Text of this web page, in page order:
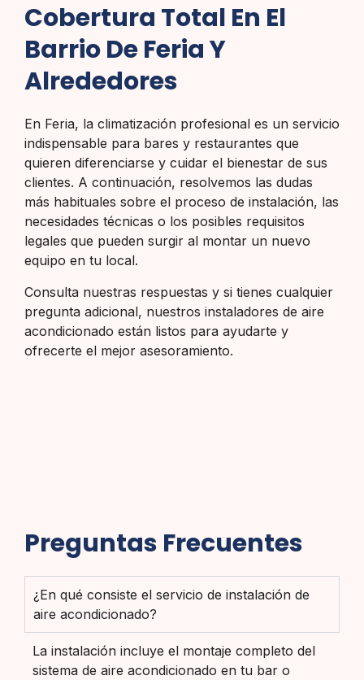
Cobertura Total En El
Barrio De Feria Y
Alrededores
En Feria, la climatización profesional es un servicio
indispensable para bares y restaurantes que
quieren diferenciarse y cuidar el bienestar de sus
clientes. A continuación, resolvemos las dudas
más habituales sobre el proceso de instalación, las
necesidades técnicas o los posibles requisitos
legales que pueden surgir al montar un nuevo
equipo en tu local.
Consulta nuestras respuestas y si tienes cualquier
pregunta adicional, nuestros instaladores de aire
acondicionado están listos para ayudarte y
ofrecerte el mejor asesoramiento.
Preguntas Frecuentes
¿En qué consiste el servicio de instalación de
aire acondicionado?
La instalación incluye el montaje completo del
sistema de aire acondicionado en tu bar o